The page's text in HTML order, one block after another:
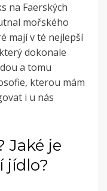
na Faerských
mořského
mají v té nejlepší
dokonale
a tomu
kterou mám
i u nás
Jaké je
jídlo?